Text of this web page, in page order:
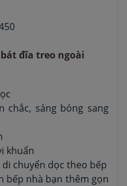
đĩa treo ngoài
chắc, sáng bóng sang
khuẩn
chuyển dọc theo bếp
bếp nhà bạn thêm gọn